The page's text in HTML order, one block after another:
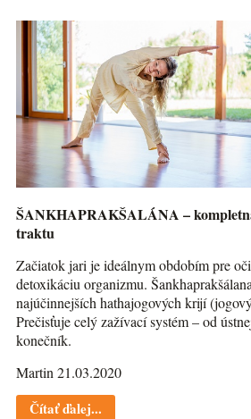
ŠANKHAPRAKŠALÁNA –
traktu
Začiatok jari je ideálnym obdobím pre
detoxikáciu organizmu.
najúčinnejších hathajogových krijí
Prečisťuje celý zažívací systém – od
konečník.
Martin 21.03.2020
Čítať ďalej...